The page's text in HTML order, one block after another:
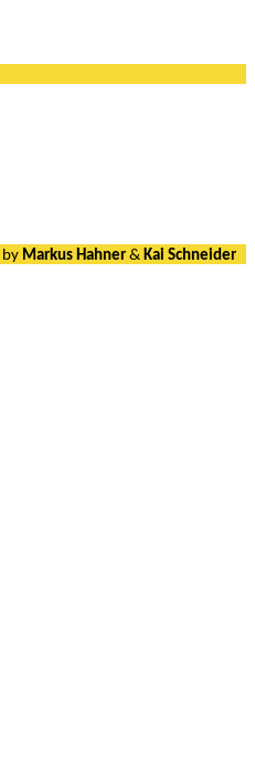
by Markus Hahner & Kai Schneider